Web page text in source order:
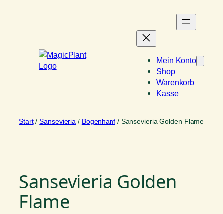
Mein Konto
Shop
Warenkorb
Kasse
Start/Sansevieria / Bogenhanf/ Sansevieria Golden Flame
Sansevieria Golden
Flame